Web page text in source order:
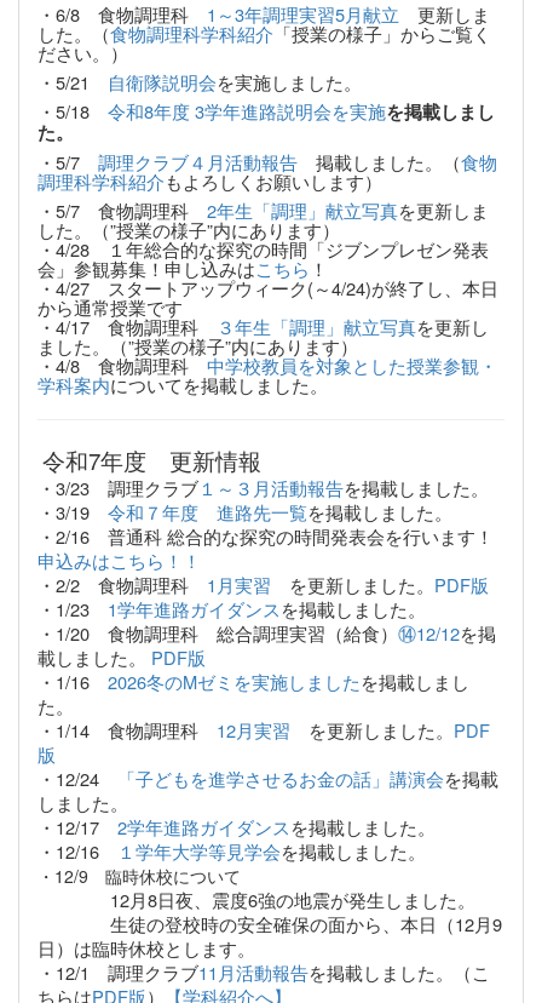
・6/8 食物調理科 1～3年調理実習5月献立 更新しま
した。（食物調理科学科紹介 「授業の様子」からご覧く
ださい。）
・5/21 自衛隊説明会を実施しました。
・5/18 令和8年度 3学年進路説明会を実施を掲載しまし
た。
・5/7 調理クラブ４月活動報告 掲載しました。（食物
調理科学科紹介もよろしくお願いします）
・5/7 食物調理科 2年生「調理」献立写真を更新しま
した。（”授業の様子”内にあります）
・4/28 １年総合的な探究の時間「ジブンプレゼン発表
会」参観募集！申し込みはこちら ！
・4/27 スタートアップウィーク(～4/24)が終了し、本日
から通常授業です
・4/17 食物調理科 ３年生「調理」献立写真を更新し
ました。（”授業の様子”内にあります）
・4/8 食物調理科 中学校教員を対象とした授業参観・
学科案内についてを掲載しました。
令和7年度 更新情報
・3/23 調理クラブ１～３月活動報告を掲載しました。
・3/19 令和７年度 進路先一覧を掲載しました。
・2/16 普通科 総合的な探究の時間発表会を行います！
申込みはこちら！！
・2/2 食物調理科 1月実習 を更新しました。 PDF版
・1/23 1学年進路ガイダンスを掲載しました。
・1/20 食物調理科 総合調理実習（給食） ⑭12/12を掲
載しました。 PDF版
・1/16 2026冬のMゼミを実施しましたを掲載しまし
た。
・1/14 食物調理科 12月実習 を更新しました。 PDF
版
・12/24
「子どもを進学させるお金の話」講演会を掲載
しました。
・12/17 2学年進路ガイダンスを掲載しました。
・12/16
１学年大学等見学会を掲載しました。
・12/9 臨時休校について
12月8日夜、震度6強の地震が発生しました。
生徒の登校時の安全確保の面から、本日（12月9
日）は臨時休校とします。
・12/1 調理クラブ11月活動報告を掲載しました。（こ
ちらはPDF版） 【学科紹介へ】